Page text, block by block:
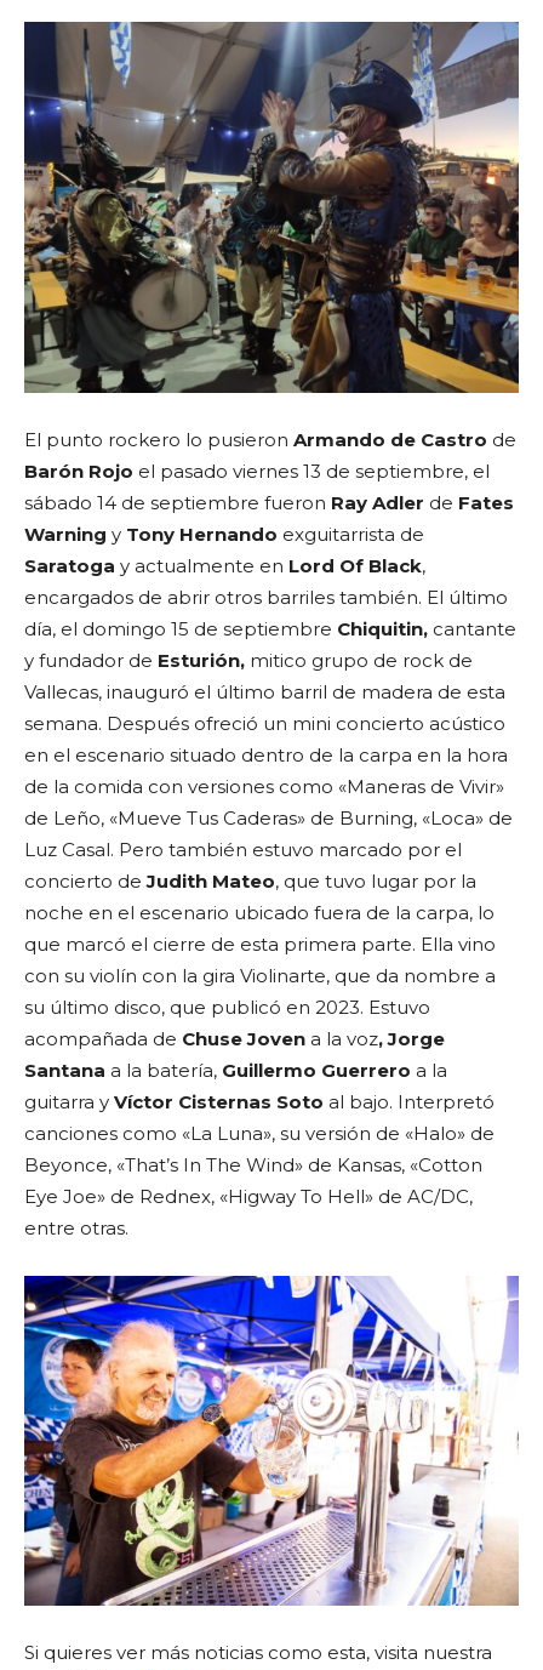
El punto rockero lo pusieron Armando de Castro de
Barón Rojo el pasado viernes 13 de septiembre, el
sábado 14 de septiembre fueron Ray Adler de Fates
Warning y Tony Hernando exguitarrista de
Saratoga y actualmente en Lord Of Black,
encargados de abrir otros barriles también. El último
día, el domingo 15 de septiembre Chiquitin, cantante
y fundador de Esturión, mitico grupo de rock de
Vallecas, inauguró el último barril de madera de esta
semana. Después ofreció un mini concierto acústico
en el escenario situado dentro de la carpa en la hora
de la comida con versiones como «Maneras de Vivir»
de Leño, «Mueve Tus Caderas» de Burning, «Loca» de
Luz Casal. Pero también estuvo marcado por el
concierto deJudith Mateo, que tuvo lugar por la
noche en el escenario ubicado fuera de la carpa, lo
que marcó el cierre de esta primera parte. Ella vino
con su violín con la gira Violinarte, que da nombre a
su último disco, que publicó en 2023. Estuvo
acompañada de Chuse Joven a la voz, Jorge
Santana a la batería, Guillermo Guerrero a la
guitarra y Víctor Cisternas Soto al bajo. Interpretó
canciones como «La Luna», su versión de «Halo» de
Beyonce, «That’s In The Wind» de Kansas, «Cotton
Eye Joe» de Rednex, «Higway To Hell» de AC/DC,
entre otras.
Si quieres ver más noticias como esta, visita nuestra